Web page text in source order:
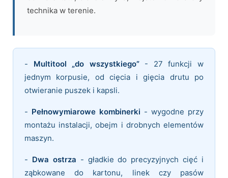
technika w terenie.
- Multitool „do wszystkiego”- 27 funkcji w
jednym korpusie, od cięcia i gięcia drutu po
otwieranie puszek i kapsli.
- Pełnowymiarowe kombinerki - wygodne przy
montażu instalacji, obejm i drobnych elementów
maszyn.
- Dwa ostrza - gładkie do precyzyjnych cięć i
ząbkowane do kartonu, linek czy pasów